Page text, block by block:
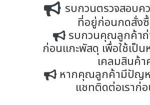
รบกวนตรวจสอบค
ที่อยู่ก่อนกดสั่งซื้
รบกวนคุณลูกค้าถ่
ก่อนแกะพัสดุ เพื่อใช้เป็
เคลมสินค้า
หากคุณลูกค้ามีปัญห
แชทติดต่อเราก่